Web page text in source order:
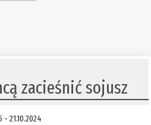
zacieśnić sojusz
21.10.2024